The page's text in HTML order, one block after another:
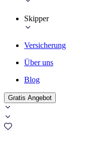
Skipper
Versicherung
Über uns
Blog
Gratis Angebot